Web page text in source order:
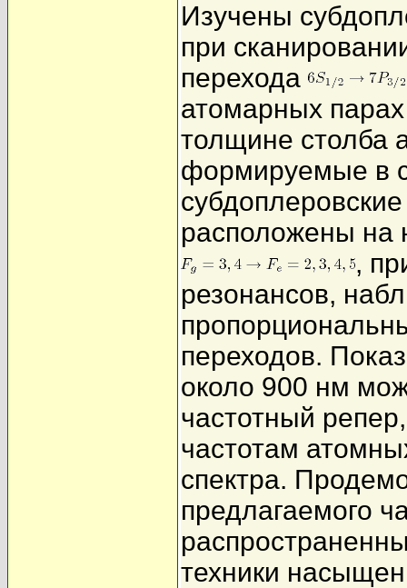
Изучены
при
перехода
атомарных
толщине столба
формируемые в
расположены на
,
резонансов,
переходов.
около 900 нм
частотный
частотам
спектра.
предлагаемого
техники